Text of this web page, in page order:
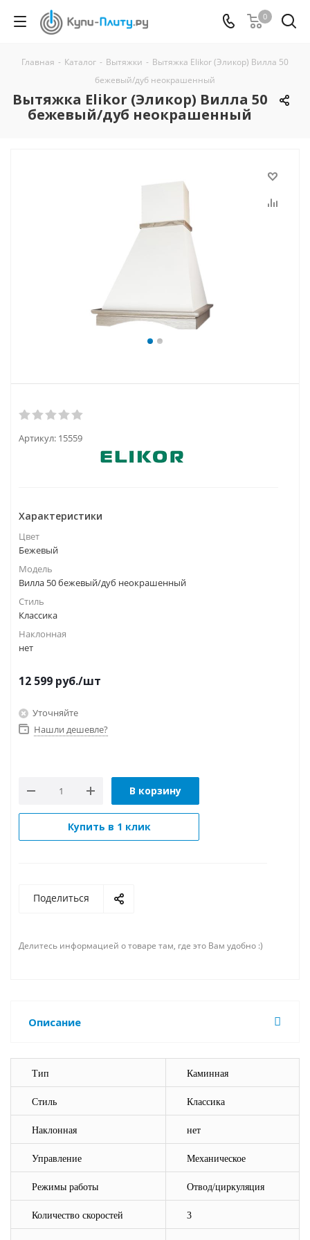
0
Главная - Каталог - Вытяжки - Вытяжка Elikor (Эликор) Вилла 50
бежевый/дуб неокрашенный
Вытяжка Elikor (Эликор) Вилла 50
бежевый/дуб неокрашенный
Артикул: 15559
Характеристики
Цвет
Бежевый
Модель
Вилла 50 бежевый/дуб неокрашенный
Стиль
Классика
Наклонная
нет
12 599 руб./шт
Уточняйте
Нашли дешевле?
В корзину
Купить в 1 клик
Поделиться
Делитесь информацией о товаре там, где это Вам удобно :)
Описание
Тип Каминная
Стиль Классика
Наклонная нет
Управление Механическое
Режимы работы Отвод/циркуляция
Количество скоростей 3